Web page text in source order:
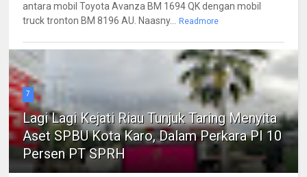
antara mobil Toyota Avanza BM 1694 QK dengan mobil
truck tronton BM 8196 AU. Naasny...
Readmore
7
Lagi Lagi Kejati Riau Tunjuk Taring Menyita
Aset SPBU Kota Karo, Dalam Perkara PI 10
Persen PT SPRH